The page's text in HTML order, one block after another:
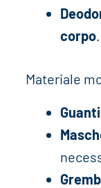
corpo.
Materiale